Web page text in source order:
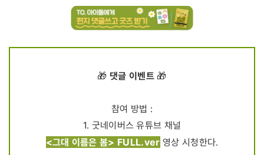
🎁 댓글 이벤트 🎁
참여 방법 :
1. 굿네이버스 유튜브 채널
<그대 이름은 봄> FULL.ver 영상 시청한다.